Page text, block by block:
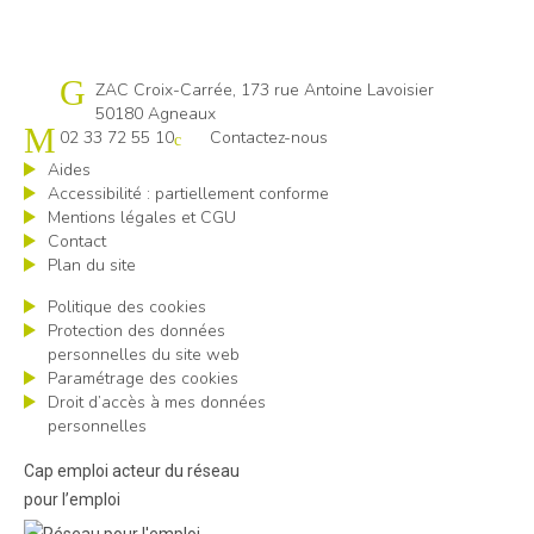
Cap emploi 50
ZAC Croix-Carrée, 173 rue Antoine Lavoisier
50180 Agneaux
02 33 72 55 10
Contactez-nous
Aides
Accessibilité : partiellement conforme
Mentions légales et CGU
Contact
Plan du site
Politique des cookies
Protection des données
personnelles du site web
Paramétrage des cookies
Droit d’accès à mes données
personnelles
Cap emploi acteur du réseau
pour l’emploi